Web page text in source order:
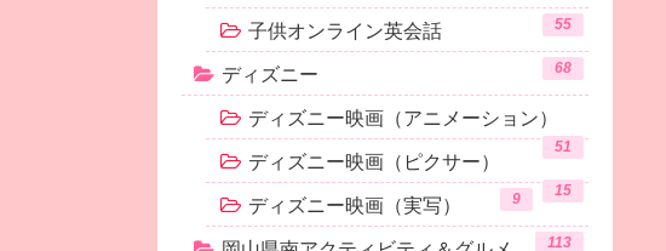
子供オンライン英会話 55
ディズニー 68
ディズニー映画（アニメーション）
51
ディズニー映画（ピクサー）
15
ディズニー映画（実写） 9
113